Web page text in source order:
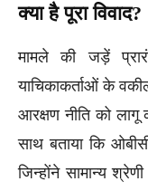
क्या है पूरा विवाद?
मामले की जड़ें
याचिकाकर्ताओं के
आरक्षण नीति को लागू
साथ बताया कि
जिन्होंने सामान्य